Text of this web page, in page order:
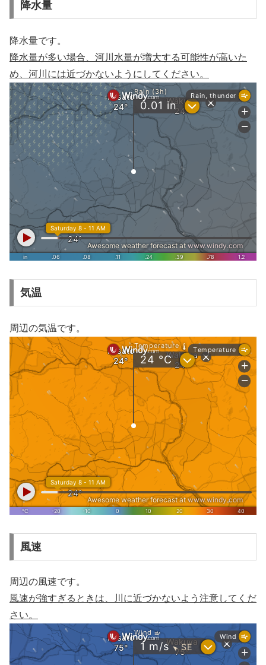
降水量
降水量です。
降水量が多い場合、河川水量が増大する可能性が高いた
め、河川には近づかないようにしてください。
気温
周辺の気温です。
風速
周辺の風速です。
風速が強すぎるときは、川に近づかないよう注意してくだ
さい。